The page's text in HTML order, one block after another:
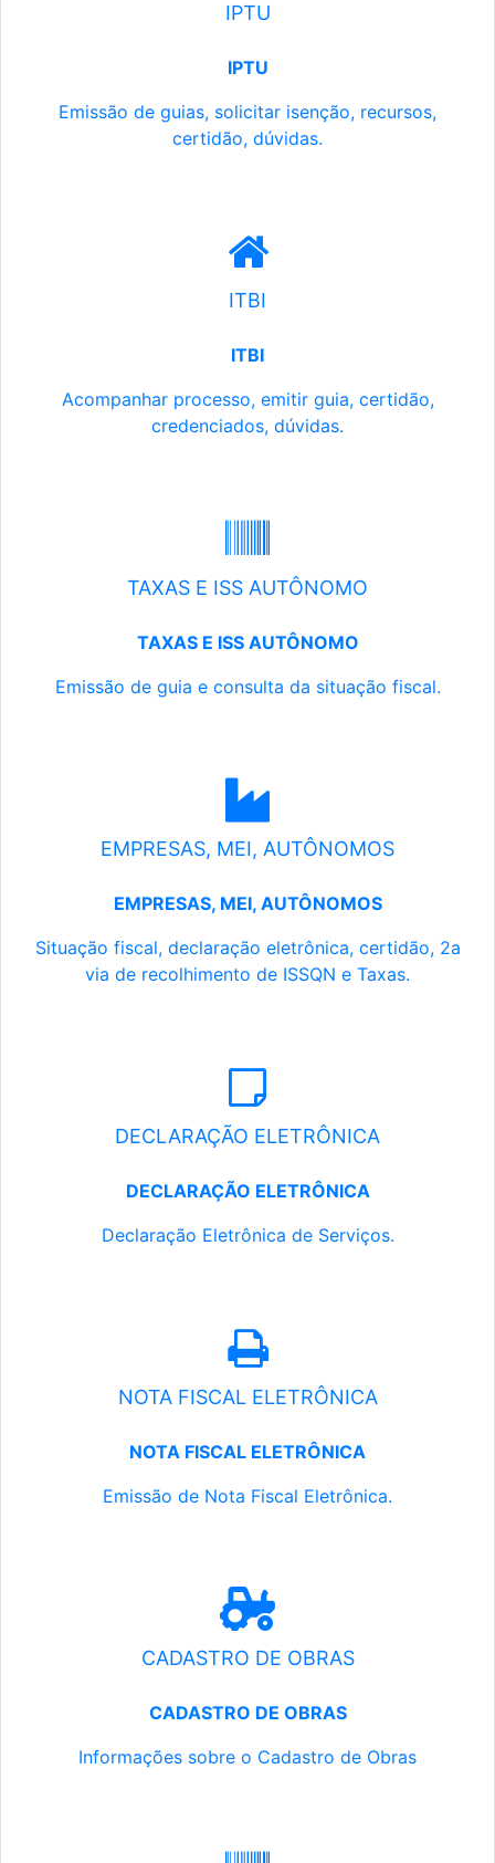
IPTU
IPTU
Emissão de guias, solicitar isenção, recursos,
certidão, dúvidas.
ITBI
ITBI
Acompanhar processo, emitir guia, certidão,
credenciados, dúvidas.
TAXAS E ISS AUTÔNOMO
TAXAS E ISS AUTÔNOMO
Emissão de guia e consulta da situação fiscal.
EMPRESAS, MEI, AUTÔNOMOS
EMPRESAS, MEI, AUTÔNOMOS
Situação fiscal, declaração eletrônica, certidão, 2a
via de recolhimento de ISSQN e Taxas.
DECLARAÇÃO ELETRÔNICA
DECLARAÇÃO ELETRÔNICA
Declaração Eletrônica de Serviços.
NOTA FISCAL ELETRÔNICA
NOTA FISCAL ELETRÔNICA
Emissão de Nota Fiscal Eletrônica.
CADASTRO DE OBRAS
CADASTRO DE OBRAS
Informações sobre o Cadastro de Obras